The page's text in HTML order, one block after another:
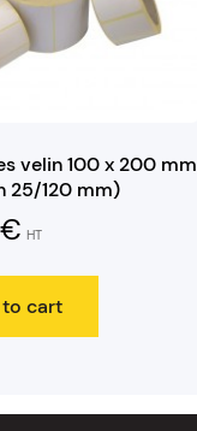
velin 100 x 200 mm
25/120 mm)
€ HT
cart